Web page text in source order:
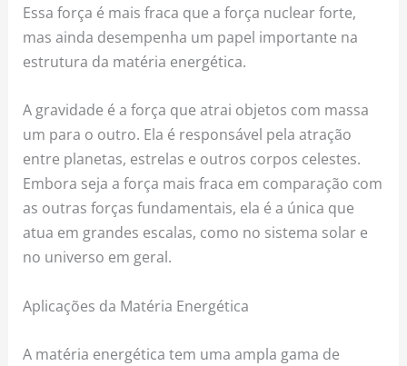
Essa força é mais fraca que a força nuclear forte,
mas ainda desempenha um papel importante na
estrutura da matéria energética.
A gravidade é a força que atrai objetos com massa
um para o outro. Ela é responsável pela atração
entre planetas, estrelas e outros corpos celestes.
Embora seja a força mais fraca em comparação com
as outras forças fundamentais, ela é a única que
atua em grandes escalas, como no sistema solar e
no universo em geral.
Aplicações da Matéria Energética
A matéria energética tem uma ampla gama de